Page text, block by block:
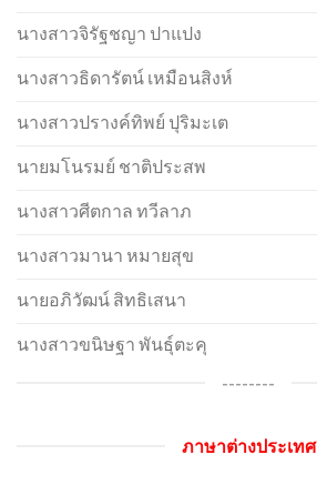
นางสาวจิรัฐชญา ปาแปง
นางสาวธิดารัตน์ เหมือนสิงห์
นางสาวปรางค์ทิพย์ ปุริมะเต
นายมโนรมย์ ชาติประสพ
นางสาวศีตกาล ทวีลาภ
นางสาวมานา หมายสุข
นายอภิวัฒน์ สิทธิเสนา
นางสาวขนิษฐา พันธุ์ตะคุ
--------
ภาษาต่างประเทศ